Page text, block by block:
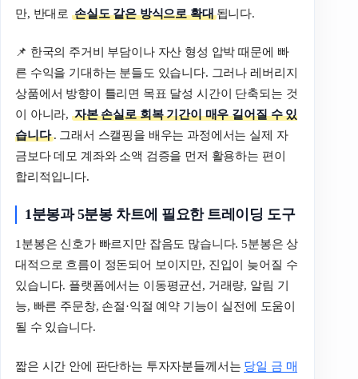
만, 반대로 손실도 같은 방식으로 확대됩니다.
📌 한국의 주거비 부담이나 자산 형성 압박 때문에 빠
른 수익을 기대하는 분들도 있습니다. 그러나 레버리지
상품에서 방향이 틀리면 목표 달성 시간이 단축되는 것
이 아니라, 자본 손실로 회복 기간이 매우 길어질 수 있
습니다. 그래서 스캘핑을 배우는 과정에서는 실제 자
금보다 데모 계좌와 소액 검증을 먼저 활용하는 편이
합리적입니다.
1분봉과 5분봉 차트에 필요한 트레이딩 도구
1분봉은 신호가 빠르지만 잡음도 많습니다. 5분봉은 상
대적으로 흐름이 정돈되어 보이지만, 진입이 늦어질 수
있습니다. 플랫폼에서는 이동평균선, 거래량, 알림 기
능, 빠른 주문창, 손절·익절 예약 기능이 실전에 도움이
될 수 있습니다.
짧은 시간 안에 판단하는 투자자분들께서는 당일 금 매